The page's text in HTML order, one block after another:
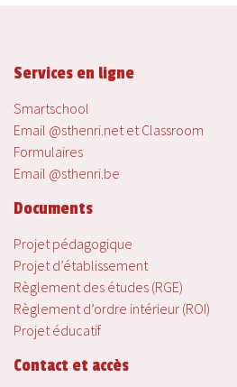
Services en ligne
Smartschool
Email @sthenri.net et Classroom
Formulaires
Email @sthenri.be
Documents
Projet pédagogique
Projet d’établissement
Règlement des études (RGE)
Règlement d’ordre intérieur (ROI)
Projet éducatif
Contact et accès